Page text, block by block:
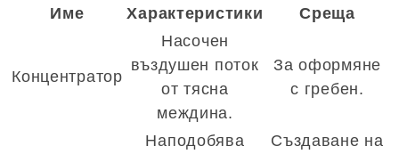
Име Характеристики Среща
Концентратор
Насочен
въздушен поток
от тясна
междина.
За оформяне
с гребен.
Наподобява
Създаване на